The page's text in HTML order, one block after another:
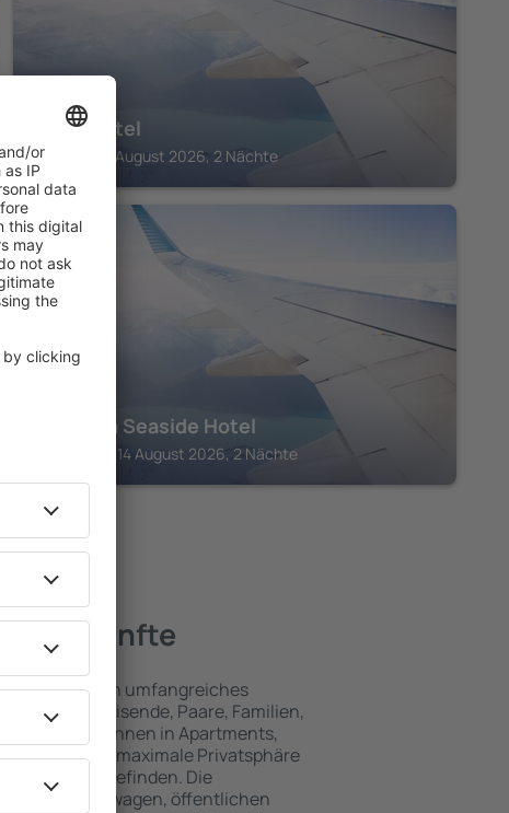
Lucy Hotel
Vasiliko, 14 August 2026, 2 Nächte
EUBÖA
Thalatta Seaside Hotel
Agia Anna, 14 August 2026, 2 Nächte
umfassen ein umfangreiches
für Alleinreisende, Paare, Familien,
Besucher können in Apartments,
die maximale Privatsphäre
von Euböa befinden. Die
Nähe zu Mietwagen, öffentlichen